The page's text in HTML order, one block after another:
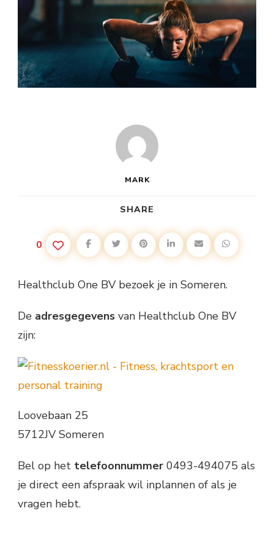
MARK
SHARE
0
Healthclub One BV bezoek je in Someren.
De adresgegevens van Healthclub One BV
zijn:
Loovebaan 25
5712JV Someren
Bel op het telefoonnummer 0493-494075 als
je direct een afspraak wil inplannen of als je
vragen hebt.